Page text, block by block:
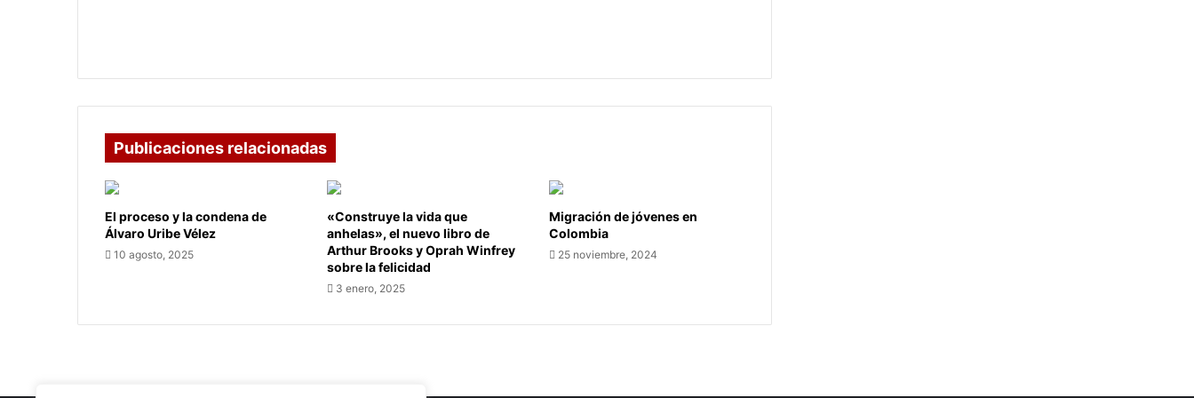
Publicaciones relacionadas
El proceso y la condena de
Álvaro Uribe Vélez
10 agosto, 2025
«Construye la vida que
anhelas», el nuevo libro de
Arthur Brooks y Oprah Winfrey
sobre la felicidad
3 enero, 2025
Migración de jóvenes en
Colombia
25 noviembre, 2024